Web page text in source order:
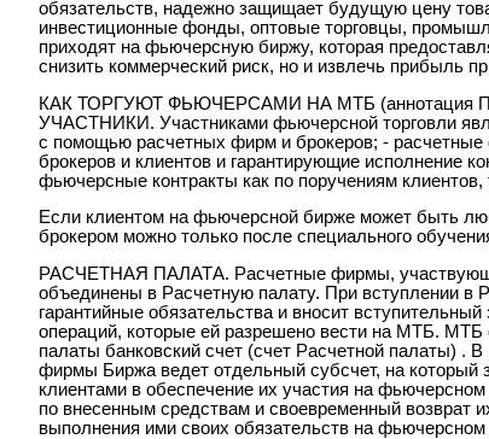
обязательств, надежно защищает будущую цену
инвестиционные фонды, оптовые торговцы,
приходят на фьючерсную биржу, которая
снизить коммерческий риск, но и извлечь прибыль
КАК ТОРГУЮТ ФЬЮЧЕРСАМИ НА МТБ (аннотация
УЧАСТНИКИ. Участниками фьючерсной торговли
с помощью расчетных фирм и брокеров; -
брокеров и клиентов и гарантирующие исполнение
фьючерсные контракты как по поручениям клиентов,
Если клиентом на фьючерсной бирже может быть
брокером можно только после специального
РАСЧЕТНАЯ ПАЛАТА. Расчетные фирмы,
объединены в Расчетную палату. При вступлении в
гарантийные обязательства и вносит вступительный
операций, которые ей разрешено вести на МТБ. МТБ
палаты банковский счет (счет Расчетной палаты) .
фирмы Биржа ведет отдельный субсчет, на
клиентами в обеспечение их участия на
по внесенным средствам и своевременный возврат
выполнения ими своих обязательств на фьючерсном